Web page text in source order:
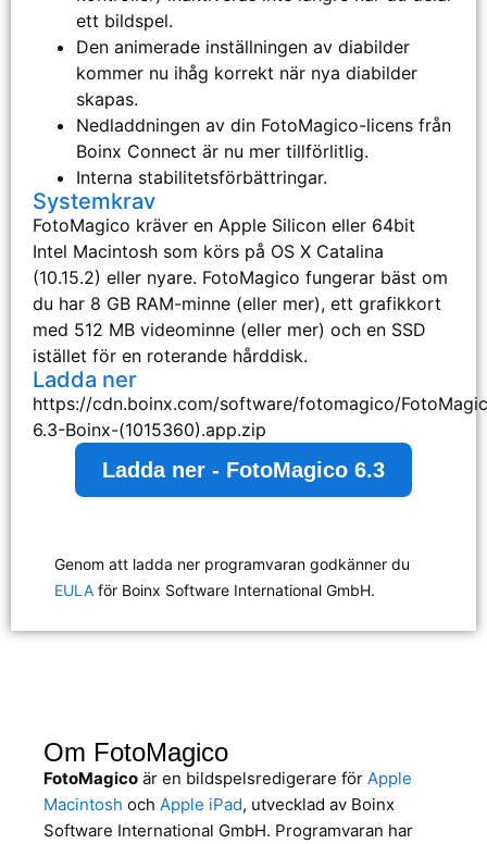
ett bildspel.
Den animerade inställningen av diabilder
kommer nu ihåg korrekt när nya diabilder
skapas.
Nedladdningen av din FotoMagico-licens från
Boinx Connect är nu mer tillförlitlig.
Interna stabilitetsförbättringar.
Systemkrav
FotoMagico kräver en Apple Silicon eller 64bit
Intel Macintosh som körs på OS X Catalina
(10.15.2) eller nyare. FotoMagico fungerar bäst om
du har 8 GB RAM-minne (eller mer), ett grafikkort
med 512 MB videominne (eller mer) och en SSD
istället för en roterande hårddisk.
Ladda ner
https://cdn.boinx.com/software/fotomagico/
6.3-Boinx-(1015360).app.zip
Ladda ner - FotoMagico 6.3
Genom att ladda ner programvaran godkänner du
EULA för Boinx Software International GmbH.
Om FotoMagico
FotoMagico är en bildspelsredigerare för Apple
Macintosh och Apple iPad, utvecklad av Boinx
Software International GmbH. Programvaran har